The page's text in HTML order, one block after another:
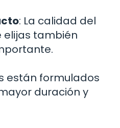
: La calidad del
elijas también
están formulados
duración y